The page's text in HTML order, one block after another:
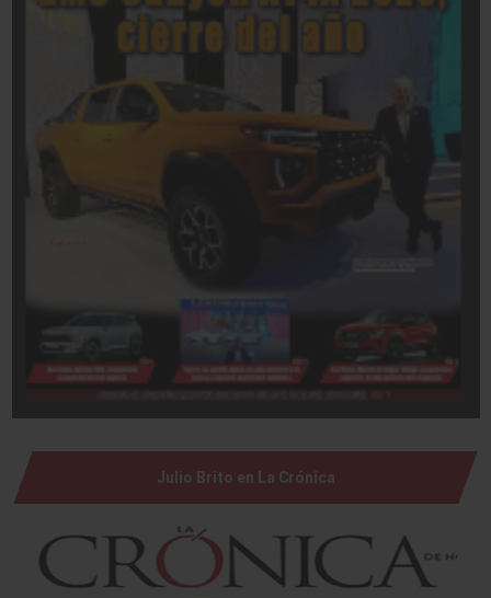
Julio Brito en La Crónica